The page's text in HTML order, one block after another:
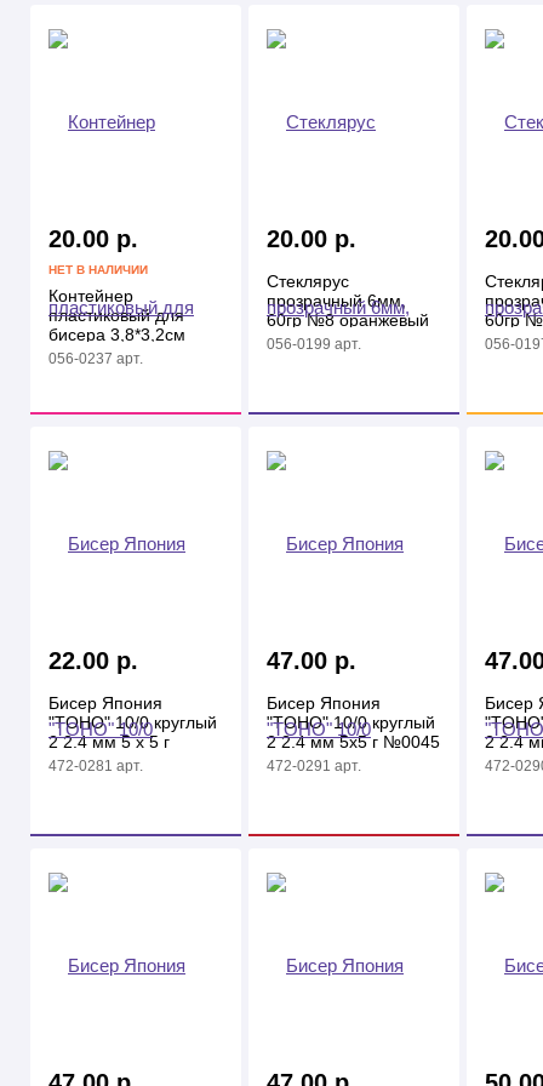
20.00 р.
НЕТ В НАЛИЧИИ
Контейнер
пластиковый для
бисера 3,8*3,2см
056-0237 арт.
20.00 р.
Стеклярус
прозрачный 6мм,
60гр №8 оранжевый
056-0199 арт.
60гр
056-
22.00 р.
Бисер Япония
"TOHO" 10/0 круглый
2 2.4 мм 5 х 5 г
№0010 св.оранжевый
472-0281 арт.
47.00 р.
Бисер Япония
"TOHO" 10/0 круглый
2 2.4 мм 5х5 г №0045
вишневый
472-0291 арт.
Бисер
2 2.4
472-